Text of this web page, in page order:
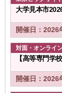
大学見本市
開催日：2026
対面・オンライ
【高等専門学
開催日：